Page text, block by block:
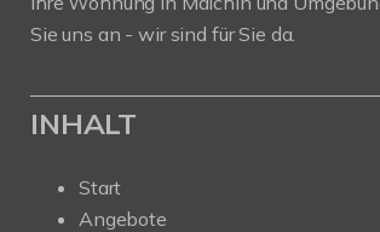
Sie uns an - wir sind für Sie da.
INHALT
Start
Angebote